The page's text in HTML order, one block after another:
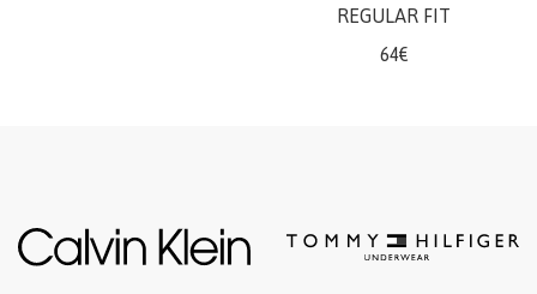
REGULAR FIT
64€